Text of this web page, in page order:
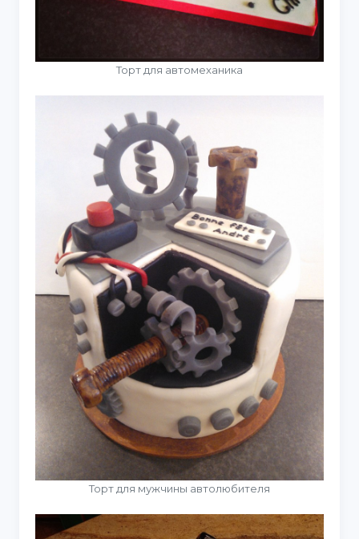
Торт для автомеханика
Торт для мужчины автолюбителя